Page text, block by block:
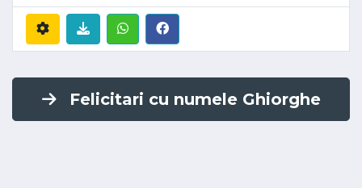
Felicitari cu numele Ghiorghe